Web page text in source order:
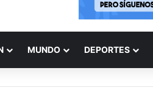
MUNDO DEPORTES